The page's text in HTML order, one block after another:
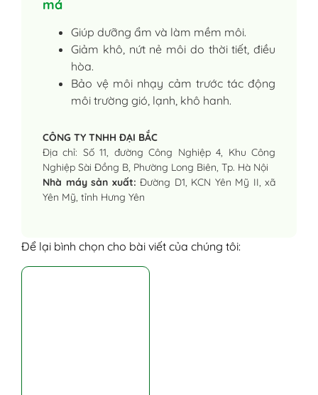
má
Giúp dưỡng ẩm và làm mềm môi.
Giảm khô, nứt nẻ môi do thời tiết, điều
hòa.
Bảo vệ môi nhạy cảm trước tác động
môi trường gió, lạnh, khô hanh.
CÔNG TY TNHH ĐẠI BẮC
Địa chỉ: Số 11, đường Công Nghiệp 4, Khu Công
Nghiệp Sài Đồng B, Phường Long Biên, Tp. Hà Nội
Nhà máy sản xuất: Đường D1, KCN Yên Mỹ II, xã
Yên Mỹ, tỉnh Hưng Yên
Để lại bình chọn cho bài viết của chúng tôi: